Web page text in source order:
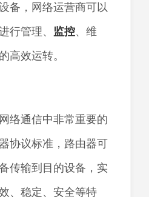
备，网络运营商可以
行管理、 监控、维
高效运转。
络通信中非常重要的
协议标准，路由器可
传输到目的设备，实
、稳定、安全等特